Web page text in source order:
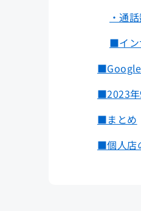
・通
■イン
■Google
■2023年
■まとめ
■個人店